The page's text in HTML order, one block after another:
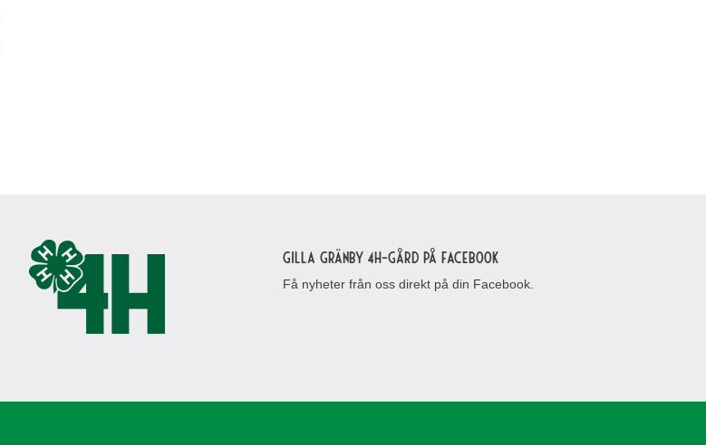
Gilla Gränby 4H-gård på Facebook
Få nyheter från oss direkt på din Facebook.